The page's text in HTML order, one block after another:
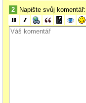
2 Napište svůj komentář: